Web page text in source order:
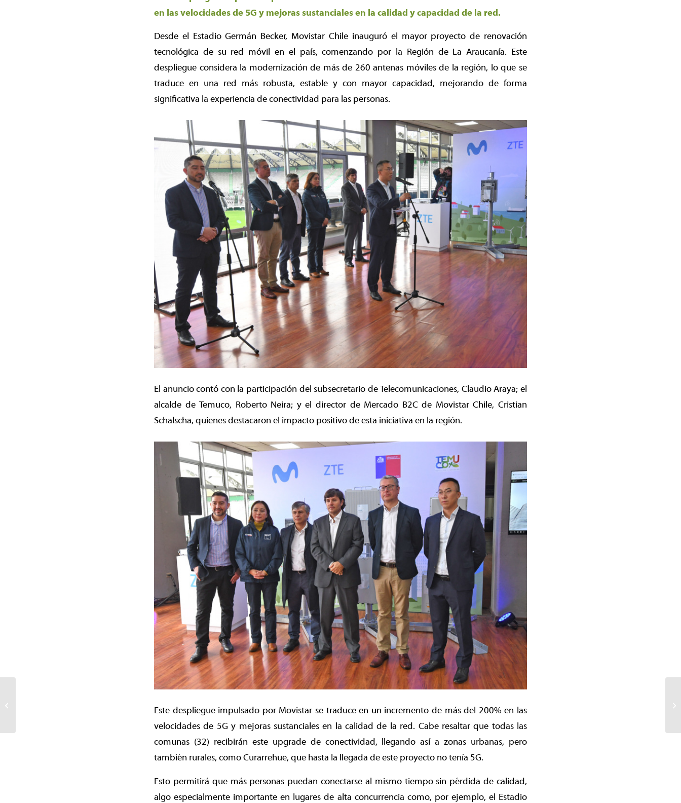
en las velocidades de 5G y mejoras sustanciales en la calidad y capacidad de la red.
Desde el Estadio Germán Becker, Movistar Chile inauguró el mayor proyecto de renovación
tecnológica de su red móvil en el país, comenzando por la Región de La Araucanía. Este
despliegue considera la modernización de más de 260 antenas móviles de la región, lo que se
traduce en una red más robusta, estable y con mayor capacidad, mejorando de forma
significativa la experiencia de conectividad para las personas.
El anuncio contó con la participación del subsecretario de Telecomunicaciones, Claudio Araya; el
alcalde de Temuco, Roberto Neira; y el director de Mercado B2C de Movistar Chile, Cristian
Schalscha, quienes destacaron el impacto positivo de esta iniciativa en la región.
Este despliegue impulsado por Movistar se traduce en un incremento de más del 200% en las
velocidades de 5G y mejoras sustanciales en la calidad de la red. Cabe resaltar que todas las
comunas (32) recibirán este upgrade de conectividad, llegando así a zonas urbanas, pero
también rurales, como Curarrehue, que hasta la llegada de este proyecto no tenía 5G.
Esto permitirá que más personas puedan conectarse al mismo tiempo sin pérdida de calidad,
algo especialmente importante en lugares de alta concurrencia como, por ejemplo, el Estadio